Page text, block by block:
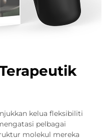
kelua fleksibiliti
pelbagai
molekul mereka